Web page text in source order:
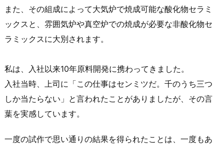
また、その組成によって大気炉で焼成可能な酸化物セラミ
ックスと、雰囲気炉や真空炉での焼成が必要な非酸化物セ
ラミックスに大別されます。
私は、入社以来10年原料開発に携わってきました。
入社当時、上司に「この仕事はセンミツだ。千のうち三つ
しか当たらない」と言われたことがありましたが、その言
葉を実感しています。
一度の試作で思い通りの結果を得られたことは、一度もあ